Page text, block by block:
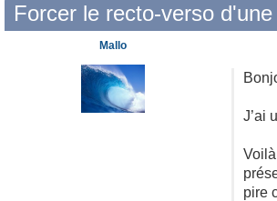
Forcer le recto-verso
J’ai
pire
Mallo